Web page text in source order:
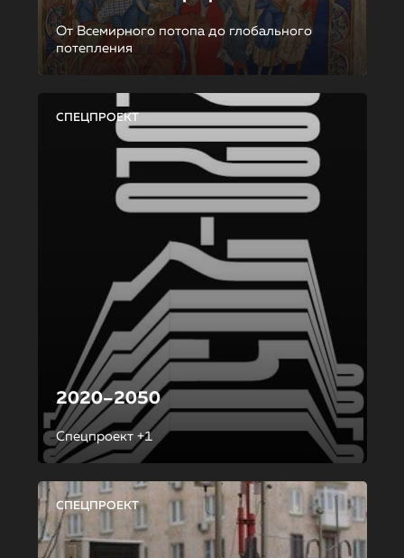
От Всемирного потопа до глобального
потепления
СПЕЦПРОЕКТ
2020–2050
Спецпроект +1
СПЕЦПРОЕКТ